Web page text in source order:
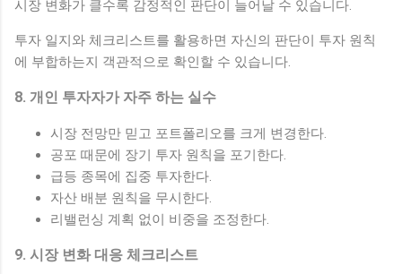
시장 변화가 클수록 감정적인 판단이 늘어날 수 있습니다.
투자 일지와 체크리스트를 활용하면 자신의 판단이 투자 원칙
에 부합하는지 객관적으로 확인할 수 있습니다.
8. 개인 투자자가 자주 하는 실수
시장 전망만 믿고 포트폴리오를 크게 변경한다.
공포 때문에 장기 투자 원칙을 포기한다.
급등 종목에 집중 투자한다.
자산 배분 원칙을 무시한다.
리밸런싱 계획 없이 비중을 조정한다.
9. 시장 변화 대응 체크리스트